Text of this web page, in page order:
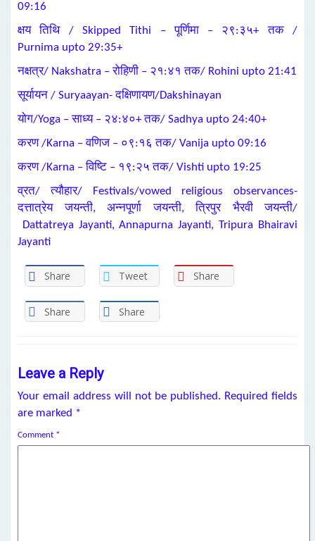
09:16
क्षय तिथि / Skipped Tithi – पूर्णिमा – २९:३५+ तक /
Purnima upto 29:35+
नक्षत्र/ Nakshatra – रोहिणी – २१:४१ तक/ Rohini upto 21:41
सूर्यायन / Suryaayan- दक्षिणायण/Dakshinayan
योग/Yoga – साध्य – २४:४०+ तक/ Sadhya upto 24:40+
करण /Karna – वणिज – ०९:१६ तक/ Vanija upto 09:16
करण /Karna – विष्टि – १९:२५ तक/ Vishti upto 19:25
व्रत/ त्यौहार/ Festivals/vowed religious observances-
दत्तात्रेय जयन्ती, अन्नपूर्णा जयन्ती, त्रिपुर भैरवी जयन्ती/
Dattatreya Jayanti, Annapurna Jayanti, Tripura Bhairavi
Jayanti
Share Tweet Share
Share Share
Leave a Reply
Your email address will not be published. Required fields
are marked *
Comment *